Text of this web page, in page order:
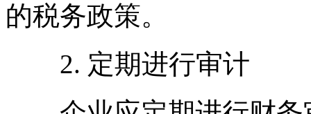
的税务政策。
2. 定期进行审计